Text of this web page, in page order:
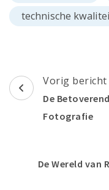
technische
Vorig bericht
De
Fotografie
De Wereld van